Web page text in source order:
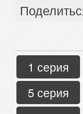
1 серия
5 серия